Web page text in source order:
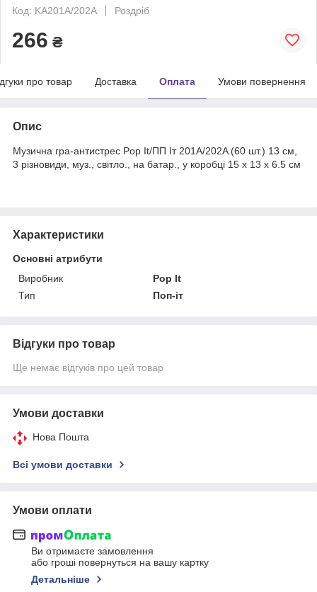
Код: KA201A/202A
Роздріб
266 ₴
про товар Доставка Оплата Умови повернення
Опис
Музична гра-антистрес Pop It/ПП Іт 201A/202A (60 шт.) 13 см,
3 різновиди, муз., світло., на батар., у коробці 15 х 13 х 6.5 см
Характеристики
Основні атрибути
Виробник
Pop It
Тип
Поп-іт
Відгуки про товар
Ще немає відгуків про цей товар
Умови доставки
Нова Пошта
Всі умови доставки
Умови оплати
Ви отримаєте замовлення
або гроші повернуться на вашу картку
Детальніше